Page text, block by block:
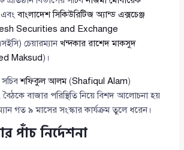
বাংলাদেশ সিকিউরিটিজ অ্যান্ড এক্সচেঞ্জ
Securities and Exchange
চেয়ারম্যানখন্দকার রাশেদ মাকসুদ
Maksud)।
সচিবশফিকুল আলম(Shafiqul Alam)
বাজার পরিস্থিতি নিয়ে বিশদ আলোচনা হয়
গত ৯ মাসের সংস্কার কার্যক্রম তুলে ধরেন।
পাঁচ নির্দেশনা